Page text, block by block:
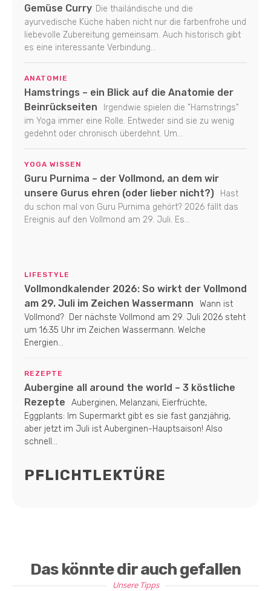
Gemüse Curry Die thailändische und die
ayurvedische Küche haben nicht nur die farbenfrohe und
liebevolle Zubereitung gemeinsam. Auch historisch gibt
es eine interessante Verbindung...
ANATOMIE
Hamstrings – ein Blick auf die Anatomie der
Beinrückseiten
Irgendwie spielen die "Hamstrings"
im Yoga immer eine Rolle. Entweder sind sie zu wenig
gedehnt oder chronisch überdehnt. Um...
YOGA WISSEN
Guru Purnima – der Vollmond, an dem wir
unsere Gurus ehren (oder lieber nicht?)
Hast
du schon mal von Guru Purnima gehört? 2026 fällt das
Ereignis auf den Vollmond am 29. Juli. Es...
LIFESTYLE
Vollmondkalender 2026: So wirkt der Vollmond
am 29. Juli im Zeichen Wassermann
Wann ist
Vollmond? Der nächste Vollmond am 29. Juli 2026 steht
um 16:35 Uhr im Zeichen Wassermann. Welche
Energien...
REZEPTE
Aubergine all around the world – 3 köstliche
Rezepte
Auberginen, Melanzani, Eierfrüchte,
Eggplants: Im Supermarkt gibt es sie fast ganzjährig,
aber jetzt im Juli ist Auberginen-Hauptsaison! Also
schnell...
PFLICHTLEKTÜRE
Das könnte dir auch gefallen
Unsere Tipps